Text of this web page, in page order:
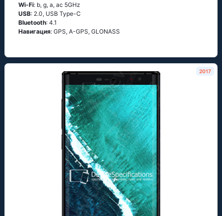
Wi-Fi: b, g, а, ас 5GНz
USB: 2.0, USB Type-C
Bluetooth: 4.1
Навигация: GРS, А-GРS, GLОΝАSS
2017